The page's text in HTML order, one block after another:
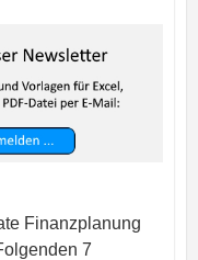
Finanzplanung
7